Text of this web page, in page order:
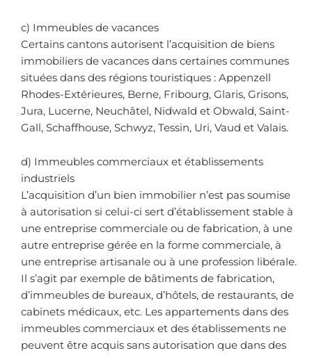
c) Immeubles de vacances
Certains cantons autorisent l’acquisition de biens
immobiliers de vacances dans certaines communes
situées dans des régions touristiques : Appenzell
Rhodes-Extérieures, Berne, Fribourg, Glaris, Grisons,
Jura, Lucerne, Neuchâtel, Nidwald et Obwald, Saint-
Gall, Schaffhouse, Schwyz, Tessin, Uri, Vaud et Valais.
d) Immeubles commerciaux et établissements
industriels
L’acquisition d’un bien immobilier n’est pas soumise
à autorisation si celui-ci sert d’établissement stable à
une entreprise commerciale ou de fabrication, à une
autre entreprise gérée en la forme commerciale, à
une entreprise artisanale ou à une profession libérale.
Il s’agit par exemple de bâtiments de fabrication,
d’immeubles de bureaux, d’hôtels, de restaurants, de
cabinets médicaux, etc. Les appartements dans des
immeubles commerciaux et des établissements ne
peuvent être acquis sans autorisation que dans des